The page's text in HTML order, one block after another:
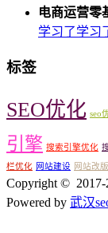
电商运营零
学习了学习
标签
SEO优化 seo
引擎 搜索引擎优化
栏优化 网站建设 网站改版
Copyright ©
Powered by 武汉